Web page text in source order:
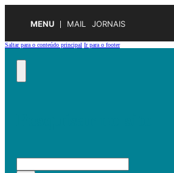
MENU MAIL JORNAIS
Saltar para o conteúdo principal Ir para o footer
Pesquisar